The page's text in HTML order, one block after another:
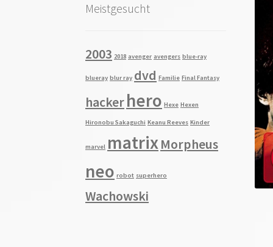
Meistgesucht
2003 2018 avenger avengers blue-ray
blueray blur ray dvd Familie Final Fantasy
hackerhero Hexe Hexen
Hironobu Sakaguchi Keanu Reeves Kinder
marvel matrixMorpheus
neo robot superhero
Wachowski